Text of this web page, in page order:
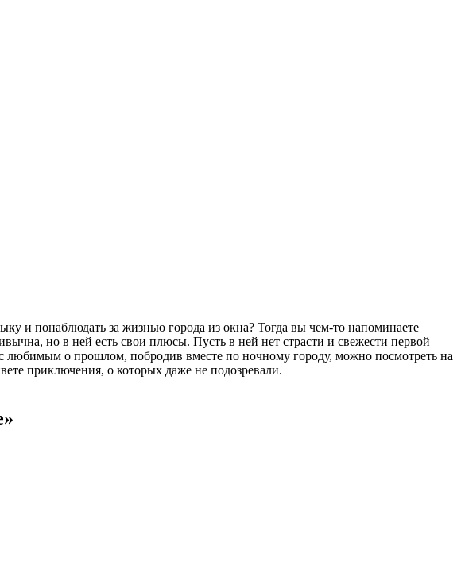
и понаблюдать за жизнью города из окна? Тогда вы чем-то напоминаете
но в ней есть свои плюсы. Пусть в ней нет страсти и свежести первой
о прошлом, побродив вместе по ночному городу, можно посмотреть на
приключения, о которых даже не подозревали.